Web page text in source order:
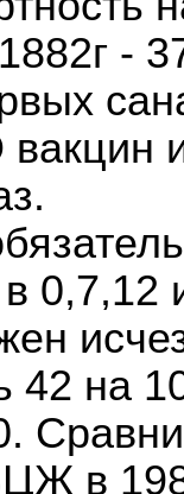
-
0,7,12
42 на
в